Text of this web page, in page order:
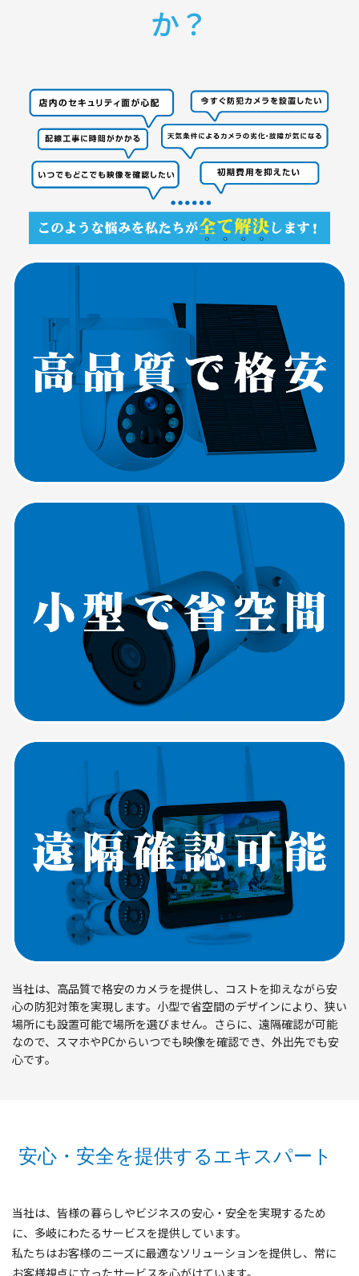
か？
当社は、高品質で格安のカメラを提供し、コストを抑えながら安
心の防犯対策を実現します。小型で省空間のデザインにより、狭い
場所にも設置可能で場所を選びません。さらに、遠隔確認が可能
なので、スマホやPCからいつでも映像を確認でき、外出先でも安
心です。
安心・安全を提供するエキスパート
当社は、皆様の暮らしやビジネスの安心・安全を実現するため
に、多岐にわたるサービスを提供しています。
私たちはお客様のニーズに最適なソリューションを提供し、常に
お客様視点に立ったサービスを心がけています。